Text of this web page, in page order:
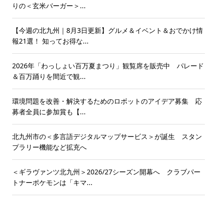
りの＜玄米バーガー＞...
【今週の北九州｜8月3日更新】グルメ＆イベント＆おでかけ情
報21選！ 知ってお得な...
2026年「わっしょい百万夏まつり」観覧席を販売中 パレード
＆百万踊りを間近で観...
環境問題を改善・解決するためのロボットのアイデア募集 応
募者全員に参加賞も【...
北九州市の＜多言語デジタルマップサービス＞が誕生 スタン
プラリー機能など拡充へ
＜ギラヴァンツ北九州＞2026/27シーズン開幕へ クラブパー
トナーポケモンは「キマ...